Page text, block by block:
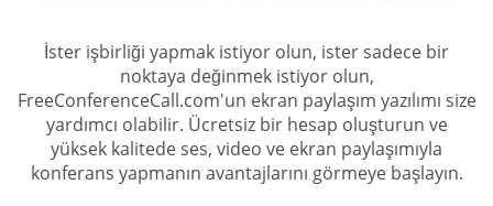
İster işbirliği yapmak istiyor olun, ister sadece bir
noktaya değinmek istiyor olun,
FreeConferenceCall.com'un ekran paylaşım yazılımı size
yardımcı olabilir. Ücretsiz bir hesap oluşturun ve
yüksek kalitede ses, video ve ekran paylaşımıyla
konferans yapmanın avantajlarını görmeye başlayın.